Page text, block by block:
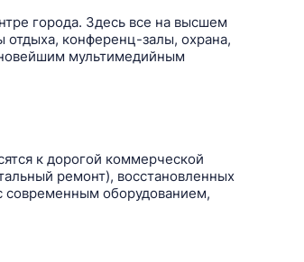
города. Здесь все на высшем
отдыха, конференц-залы, охрана,
мультимедийным
к дорогой коммерческой
ремонт), восстановленных
современным оборудованием,